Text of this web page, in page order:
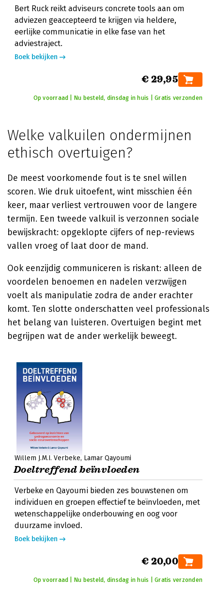
Bert Ruck reikt adviseurs concrete tools aan om
adviezen geaccepteerd te krijgen via heldere,
eerlijke communicatie in elke fase van het
adviestraject.
Boek bekijken
€ 29,95
Op voorraad | Nu besteld, dinsdag in huis | Gratis verzonden
Welke valkuilen ondermijnen
ethisch overtuigen?
De meest voorkomende fout is te snel willen
scoren. Wie druk uitoefent, wint misschien één
keer, maar verliest vertrouwen voor de langere
termijn. Een tweede valkuil is verzonnen sociale
bewijskracht: opgeklopte cijfers of nep-reviews
vallen vroeg of laat door de mand.
Ook eenzijdig communiceren is riskant: alleen de
voordelen benoemen en nadelen verzwijgen
voelt als manipulatie zodra de ander erachter
komt. Ten slotte onderschatten veel professionals
het belang van luisteren. Overtuigen begint met
begrijpen wat de ander werkelijk beweegt.
Willem J.M.I. Verbeke Lamar Qayoumi
Doeltreffend beïnvloeden
Verbeke en Qayoumi bieden zes bouwstenen om
individuen en groepen effectief te beïnvloeden, met
wetenschappelijke onderbouwing en oog voor
duurzame invloed.
Boek bekijken
€ 20,00
Op voorraad | Nu besteld, dinsdag in huis | Gratis verzonden